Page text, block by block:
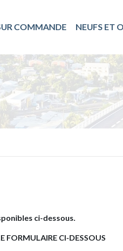
COMMANDE NEUFS ET
ci-dessous.
FORMULAIRE CI-DESSOUS